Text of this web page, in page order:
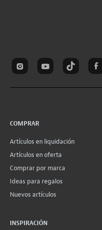
COMPRAR
Artículos en liquidación
Artículos en oferta
Comprar por marca
Ideas para regalos
Nuevos artículos
INSPIRACIÓN